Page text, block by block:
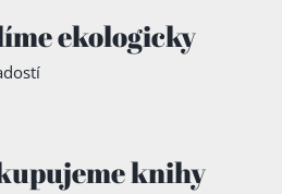
ekologicky
knihy